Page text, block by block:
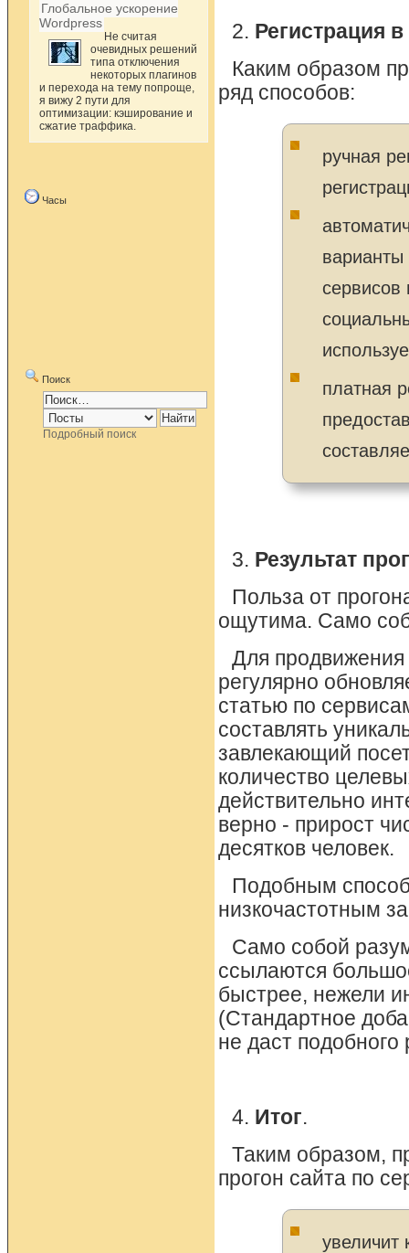
Глобальное ускорение
Wordpress
Не считая
очевидных решений
типа отключения
некоторых плагинов
и перехода на тему попроще,
я вижу 2 пути для
оптимизации: кэширование и
сжатие траффика.
Часы
Поиск
Подробный поиск
2. Регистрация
Каким образом
ряд способов:
ручная
варианты
сервисов
платная
3. Результат
Польза от
ощутима. Само
Для
регулярно
статью по
составлять
завлекающий
количество
действительно
верно - прирост
десятков человек.
Подобным
низкочастотным
Само собой
ссылаются
быстрее, нежели
(Стандартное
не даст подобного
4. Итог.
Таким образом,
прогон сайта по
увеличит